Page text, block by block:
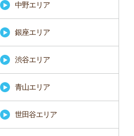
中野エリア
銀座エリア
渋谷エリア
青山エリア
世田谷エリア